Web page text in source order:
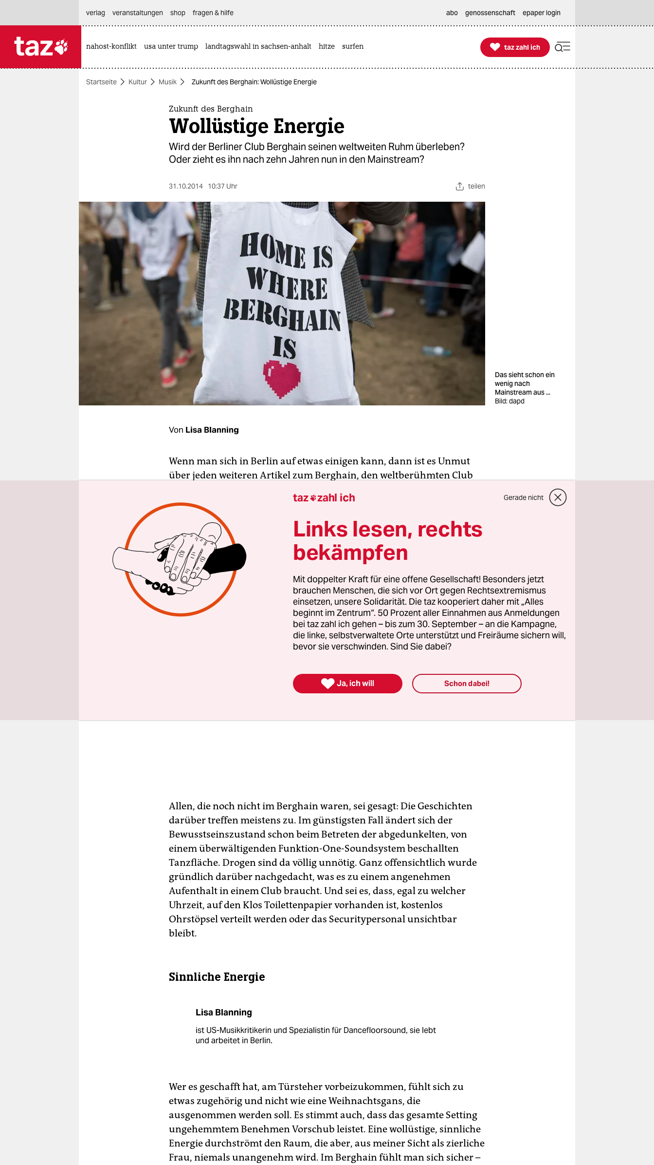
themen
berlin
nord
wahrheit
verlag
verlag
abo
verlag
veranstaltungen shop fragen & hilfe abo genossenschaft epaper login
nahost-konflikt usa unter trump landtagswahl in sachsen-anhalt hitze surfen 
taz zahl ich
taz zahl ich
Startseite Kultur Musik Zukunft des Berghain: Wollüstige Energie
Zukunft des Berghain
Wollüstige Energie
Wird der Berliner Club Berghain seinen weltweiten Ruhm überleben?
Oder zieht es ihn nach zehn Jahren nun in den Mainstream?
31.10.2014 10:37 Uhr teilen
Das sieht schon ein
wenig nach
Mainstream aus ...
Bild: dapd
Von Lisa Blanning
Wenn man sich in Berlin auf etwas einigen kann, dann ist es Unmut
über jeden weiteren Artikel zum Berghain, den weltberühmten Club
seinem Image gleichzeitig zu überschatten droht.
Und doch, der zehnte Geburtstag des Hedonismustempels fand ein
internationales Presseecho, das bisher nur dem New Yorker Studio 54
oder dem Viper Room in Los Angeles beschieden war. Aber während
diese Clubs durch ihre illustre Stammkundschaft berühmt wurden,
bleiben gelegentliche prominente Berghain-Besucher schrullige
Staffage – die Attraktion ist immer der Club selbst.
Allen, die noch nicht im Berghain waren, sei gesagt: Die Geschichten
darüber treffen meistens zu. Im günstigsten Fall ändert sich der
Bewusstseinszustand schon beim Betreten der abgedunkelten, von
einem überwältigenden Funktion-One-Soundsystem beschallten
Tanzfläche. Drogen sind da völlig unnötig. Ganz offensichtlich wurde
gründlich darüber nachgedacht, was es zu einem angenehmen
Aufenthalt in einem Club braucht. Und sei es, dass, egal zu welcher
Uhrzeit, auf den Klos Toilettenpapier vorhanden ist, kostenlos
Ohrstöpsel verteilt werden oder das Securitypersonal unsichtbar
bleibt.
Sinnliche Energie
Lisa Blanning
ist US-Musikkritikerin und Spezialistin für Dancefloorsound, sie lebt
und arbeitet in Berlin.
Wer es geschafft hat, am Türsteher vorbeizukommen, fühlt sich zu
etwas zugehörig und nicht wie eine Weihnachtsgans, die
ausgenommen werden soll. Es stimmt auch, dass das gesamte Setting
ungehemmtem Benehmen Vorschub leistet. Eine wollüstige, sinnliche
Energie durchströmt den Raum, die aber, aus meiner Sicht als zierliche
Frau, niemals unangenehm wird. Im Berghain fühlt man sich sicher –
taz zahl ich Gerade nicht
Links lesen, rechts
bekämpfen
Mit doppelter Kraft für eine offene Gesellschaft! Besonders jetzt
brauchen Menschen, die sich vor Ort gegen Rechtsextremismus
einsetzen, unsere Solidarität. Die taz kooperiert daher mit „Alles
beginnt im Zentrum“. 50 Prozent aller Einnahmen aus Anmeldungen
bei taz zahl ich gehen – bis zum 30. September – an die Kampagne,
die linke, selbstverwaltete Orte unterstützt und Freiräume sichern will,
bevor sie verschwinden. Sind Sie dabei?
 Ja, ich will Schon dabei!